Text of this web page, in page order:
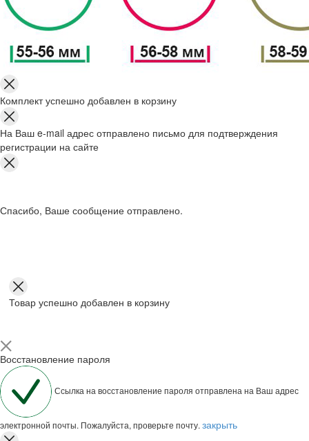
Комплект успешно добавлен в корзину
На Ваш e-mail адрес отправлено письмо для подтверждения
регистрации на сайте
Спасибо, Ваше сообщение отправлено.
Товар успешно добавлен в корзину
Восстановление пароля
Ссылка на восстановление пароля отправлена на Ваш адрес
электронной почты. Пожалуйста, проверьте почту. закрыть